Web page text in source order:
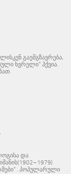
გაემგზავრება,
ხვრელი" ჰქვია.
და
. პოპულარული